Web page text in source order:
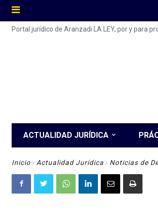
Portal jurídico de Aranzadi LA LEY, por y para
ACTUALIDAD JURÍDICA
Inicio Actualidad Jurídica Noticias de